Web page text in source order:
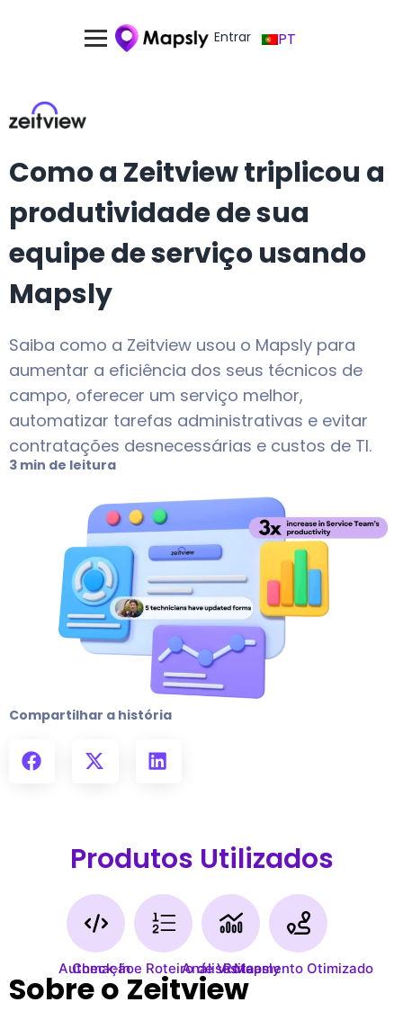
Entrar PT
Como a Zeitview triplicou a
produtividade de sua
equipe de serviço usando
Mapsly
Saiba como a Zeitview usou o Mapsly para
aumentar a eficiência dos seus técnicos de
campo, oferecer um serviço melhor,
automatizar tarefas administrativas e evitar
contratações desnecessárias e custos de TI.
3 min de leitura
Compartilhar a história
Produtos Utilizados
Automação
Check-In e Roteiro de Visita
Análise Mapsly
Roteamento Otimizado
Sobre o Zeitview